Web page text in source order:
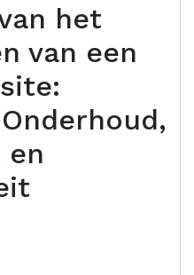
het
van een
en